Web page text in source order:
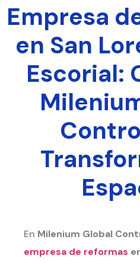
Empresa
en San
Escorial:
En Milenium Global
empresa de reformas